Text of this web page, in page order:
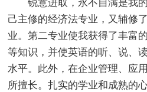
锐意进取，永不自满是我
己主修的经济法专业，又辅修
业。第二专业使我获得了丰富
等知识，并使英语的听、说、
水平。此外，在企业管理、应
所擅长。扎实的学业和成熟的